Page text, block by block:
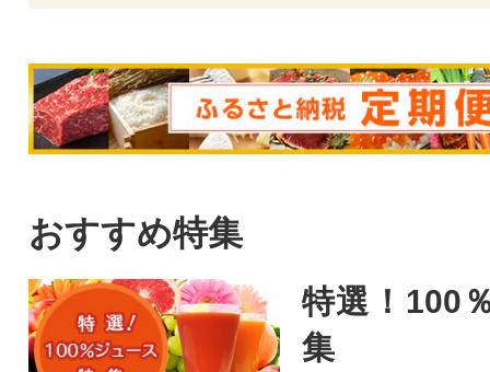
おすすめ特集
特選！100
集